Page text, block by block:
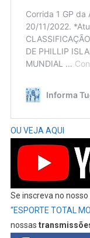
OU VEJA AQUI
Se inscreva no
“ESPORTE TOTAL
nossas